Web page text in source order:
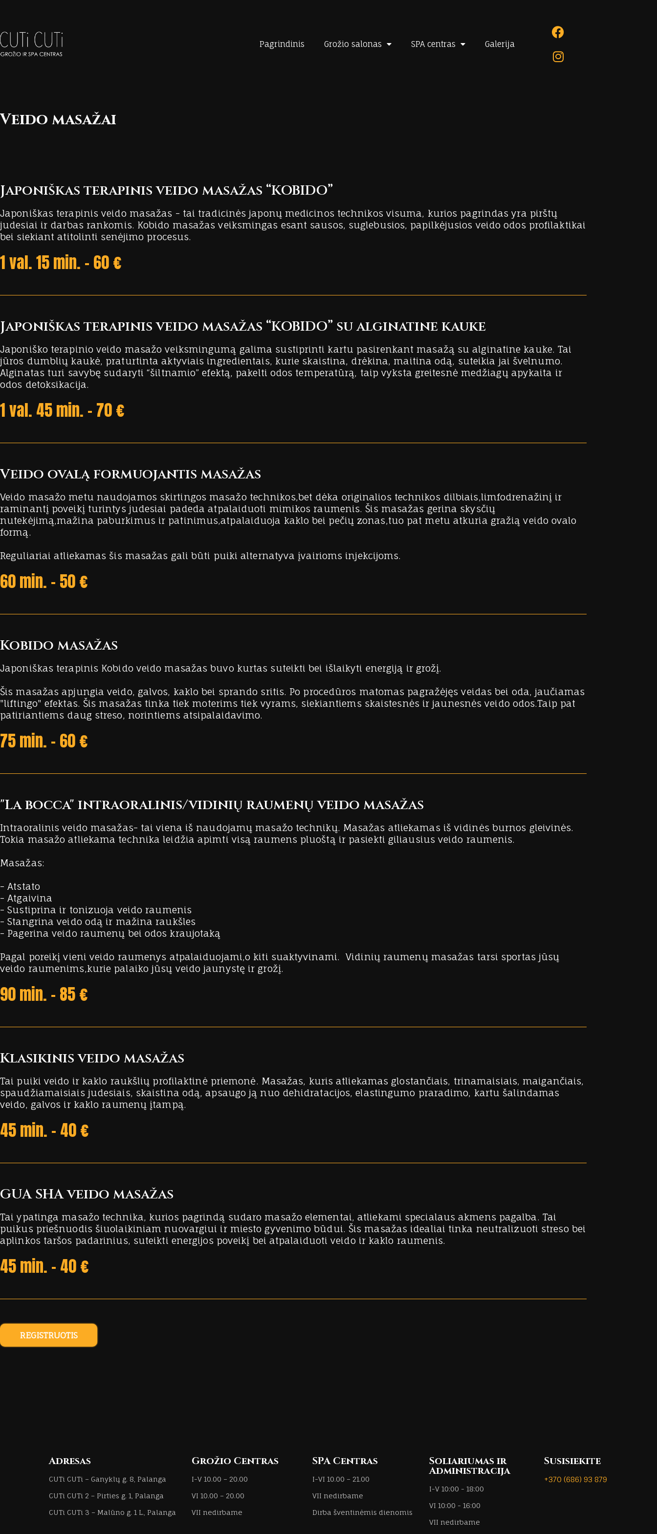
Pagrindinis Grožio salonas SPA centras Galerija
Veido masažai
Japoniškas terapinis veido masažas “KOBIDO”
Japoniškas terapinis veido masažas - tai tradicinės japonų medicinos technikos visuma, kurios pagrindas yra pirštų
judesiai ir darbas rankomis. Kobido masažas veiksmingas esant sausos, suglebusios, papilkėjusios veido odos profilaktikai
bei siekiant atitolinti senėjimo procesus.
1 val. 15 min. - 60 €
Japoniškas terapinis veido masažas “KOBIDO” su alginatine kauke
Japoniško terapinio veido masažo veiksmingumą galima sustiprinti kartu pasirenkant masažą su alginatine kauke. Tai
jūros dumblių kaukė, praturtinta aktyviais ingredientais, kurie skaistina, drėkina, maitina odą, suteikia jai švelnumo.
Alginatas turi savybę sudaryti “šiltnamio” efektą, pakelti odos temperatūrą, taip vyksta greitesnė medžiagų apykaita ir
odos detoksikacija.
1 val. 45 min. - 70 €
Veido ovalą formuojantis masažas
Veido masažo metu naudojamos skirtingos masažo technikos,bet dėka originalios technikos dilbiais,limfodrenažinį ir
raminantį poveikį turintys judesiai padeda atpalaiduoti mimikos raumenis. Šis masažas gerina skysčių
nutekėjimą,mažina paburkimus ir patinimus,atpalaiduoja kaklo bei pečių zonas,tuo pat metu atkuria gražią veido ovalo
formą.
Reguliariai atliekamas šis masažas gali būti puiki alternatyva įvairioms injekcijoms.
60 min. - 50 €
Kobido masažas
Japoniškas terapinis Kobido veido masažas buvo kurtas suteikti bei išlaikyti energiją ir grožį.
Šis masažas apjungia veido, galvos, kaklo bei sprando sritis. Po procedūros matomas pagražėjęs veidas bei oda, jaučiamas
"liftingo" efektas. Šis masažas tinka tiek moterims tiek vyrams, siekiantiems skaistesnės ir jaunesnės veido odos.Taip pat
patiriantiems daug streso, norintiems atsipalaidavimo.
75 min. - 60 €
"La bocca" intraoralinis/vidinių raumenų veido masažas
Intraoralinis veido masažas- tai viena iš naudojamų masažo technikų. Masažas atliekamas iš vidinės burnos gleivinės.
Tokia masažo atliekama technika leidžia apimti visą raumens pluoštą ir pasiekti giliausius veido raumenis.
Masažas:
- Atstato
- Atgaivina
- Sustiprina ir tonizuoja veido raumenis
- Stangrina veido odą ir mažina raukšles
- Pagerina veido raumenų bei odos kraujotaką
Pagal poreikį vieni veido raumenys atpalaiduojami,o kiti suaktyvinami. Vidinių raumenų masažas tarsi sportas jūsų
veido raumenims,kurie palaiko jūsų veido jaunystę ir grožį.
90 min. - 85 €
Klasikinis veido masažas
Tai puiki veido ir kaklo raukšlių profilaktinė priemonė. Masažas, kuris atliekamas glostančiais, trinamaisiais, maigančiais,
spaudžiamaisiais judesiais, skaistina odą, apsaugo ją nuo dehidratacijos, elastingumo praradimo, kartu šalindamas
veido, galvos ir kaklo raumenų įtampą.
45 min. - 40 €
GUA SHA veido masažas
Tai ypatinga masažo technika, kurios pagrindą sudaro masažo elementai, atliekami specialaus akmens pagalba. Tai
puikus priešnuodis šiuolaikiniam nuovargiui ir miesto gyvenimo būdui. Šis masažas idealiai tinka neutralizuoti streso bei
aplinkos taršos padarinius, suteikti energijos poveikį bei atpalaiduoti veido ir kaklo raumenis.
45 min. - 40 €
REGISTRUOTIS
Adresas
CUTi CUTi – Ganyklų g. 8, Palanga
CUTi CUTi 2 – Pirties g. 1, Palanga
CUTi CUTi 3 – Malūno g. 1 L., Palanga
Grožio Centras
I-V 10.00 – 20.00
VI 10.00 – 20.00
VII nedirbame
SPA Centras
I-VI 10.00 – 21.00
VII nedirbame
Dirba šventinėmis dienomis
Soliariumas ir
Administracija
I-V 10:00 - 18:00
VI 10:00 - 16:00
VII nedirbame
Susisiekite
+370 (686) 93 879